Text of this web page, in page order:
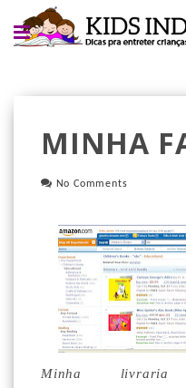
MINHA
No Comments
Minha livraria